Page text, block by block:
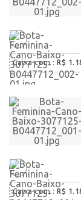
Caixa com : R$
Caixa com : R$